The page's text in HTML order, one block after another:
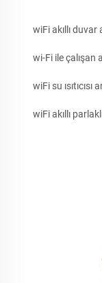
wiFi akıllı duvar
wi-Fi ile çalışan
wiFi su ısıtıcısı
wiFi akıllı